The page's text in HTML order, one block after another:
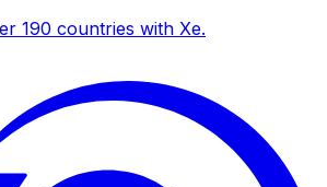
190 countries with Xe.